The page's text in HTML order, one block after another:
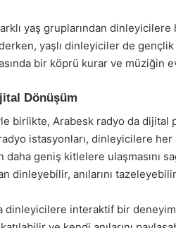
yaş gruplarından
yaşlı dinleyiciler de gençlik
bir köprü kurar ve müziğin
Dönüşüm
birlikte, Arabesk radyo da dijital
istasyonları, dinleyicilere
geniş kitlelere ulaşmasını
dinleyebilir, anılarını
dinleyicilere interaktif bir